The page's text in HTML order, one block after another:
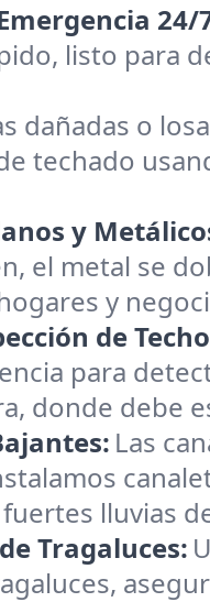
24/
listo para
dañadas o
techado
y
el metal se
y
de
para
donde debe
Las
lluvias
Tragaluces: